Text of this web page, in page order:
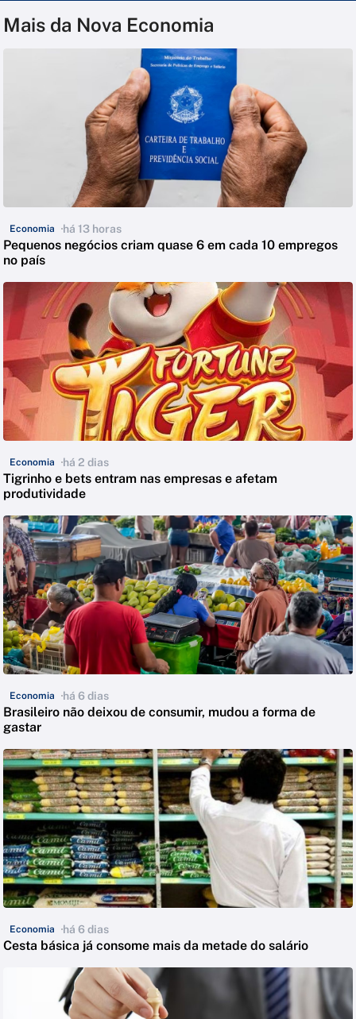
Mais da Nova Economia
Economia há 13 horas
Pequenos negócios criam quase 6 em cada 10 empregos
no país
Economia há 2 dias
Tigrinho e bets entram nas empresas e afetam
produtividade
Economia há 6 dias
Brasileiro não deixou de consumir, mudou a forma de
gastar
Economia há 6 dias
Cesta básica já consome mais da metade do salário